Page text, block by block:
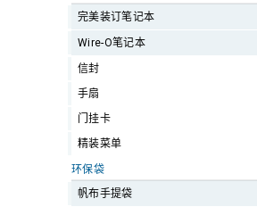
完美装订笔记本
Wire-O笔记本
信封
手扇
门挂卡
精装菜单
环保袋
帆布手提袋